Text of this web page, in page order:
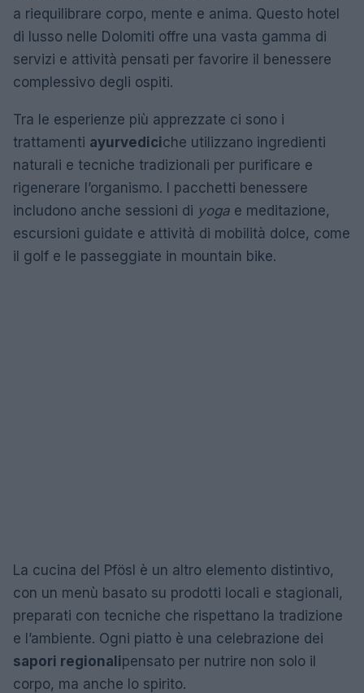
a riequilibrare corpo, mente e anima. Questo hotel
di lusso nelle Dolomiti offre una vasta gamma di
servizi e attività pensati per favorire il benessere
complessivo degli ospiti.
Tra le esperienze più apprezzate ci sono i
trattamenti ayurvediciche utilizzano ingredienti
naturali e tecniche tradizionali per purificare e
rigenerare l’organismo. I pacchetti benessere
includono anche sessioni di yoga e meditazione,
escursioni guidate e attività di mobilità dolce, come
il golf e le passeggiate in mountain bike.
La cucina del Pfösl è un altro elemento distintivo,
con un menù basato su prodotti locali e stagionali,
preparati con tecniche che rispettano la tradizione
e l’ambiente. Ogni piatto è una celebrazione dei
sapori regionalipensato per nutrire non solo il
corpo, ma anche lo spirito.